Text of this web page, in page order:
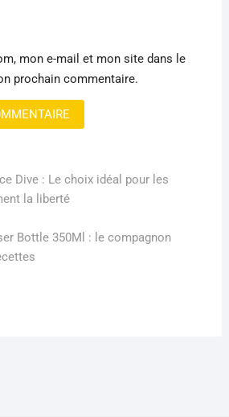
mon e-mail et mon site dans le
prochain commentaire.
Dive : Le choix idéal pour les
la liberté
Bottle 350Ml : le compagnon